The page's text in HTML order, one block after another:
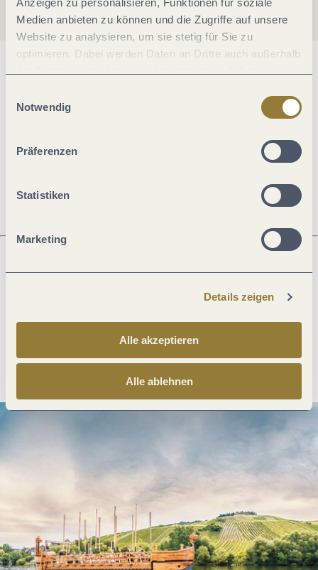
Anzeigen zu personalisieren, Funktionen für soziale
Medien anbieten zu können und die Zugriffe auf unsere
Website zu analysieren, um sie stetig für Sie zu
optimieren. Dabei werden Daten an Dritte auch außerhalb
jederzeit widerrufen werden. Mit der Auswahl "Alle
ablehnen" kann es zu Beeinträchtigungen in der Nutzung
Notwendig
Präferenzen
Statistiken
Marketing
Details zeigen
Alle akzeptieren
Alle ablehnen
Allgemeine Informationen
Anreise planen PDF erzeugen